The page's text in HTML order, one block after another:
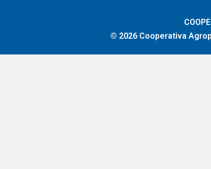
© 2026 Cooperativa